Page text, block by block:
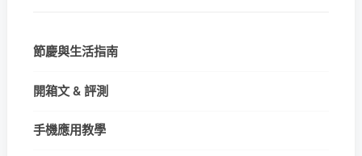
節慶與生活指南
開箱文 & 評測
手機應用教學